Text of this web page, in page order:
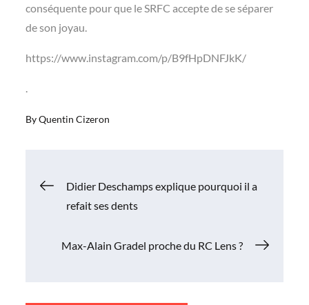
conséquente pour que le SRFC accepte de se séparer
de son joyau.
https://www.instagram.com/p/B9fHpDNFJkK/
.
ByQuentin Cizeron
Navigation
Didier Deschamps explique pourquoi il a
refait ses dents
Max-Alain Gradel proche du RC Lens ?